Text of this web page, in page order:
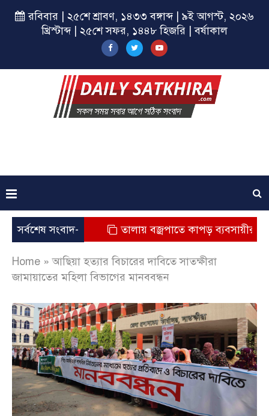
রবিবার | ২৫শে শ্রাবণ, ১৪৩৩ বঙ্গাব্দ | ৯ই আগস্ট, ২০২৬
খ্রিস্টাব্দ | ২৫শে সফর, ১৪৪৮ হিজরি | বর্ষাকাল
সর্বশেষ সংবাদ-
অভিযোগ তালায় বজ্রপাতে কাপড় ব্যবসায়ীর মৃত্যু
Home »আছিয়া হত্যার বিচারের দাবিতে সাতক্ষীরা
জামায়াতের মহিলা বিভাগের মানববন্ধন